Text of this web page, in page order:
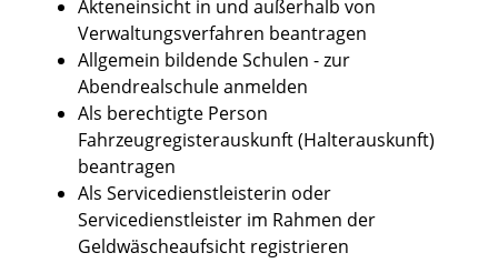
Akteneinsicht in und außerhalb von
Verwaltungsverfahren beantragen
Allgemein bildende Schulen - zur
Abendrealschule anmelden
Als berechtigte Person
Fahrzeugregisterauskunft (Halterauskunft)
beantragen
Als Servicedienstleisterin oder
Servicedienstleister im Rahmen der
Geldwäscheaufsicht registrieren